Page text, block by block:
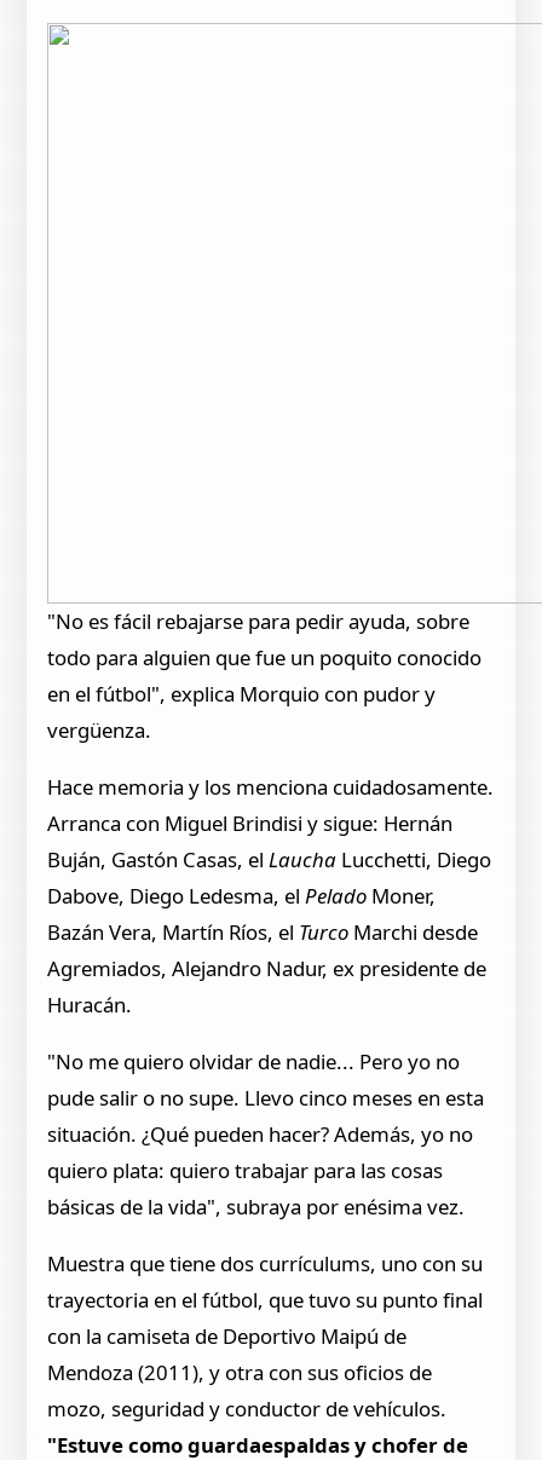
"No es fácil rebajarse para pedir ayuda, sobre
todo para alguien que fue un poquito conocido
en el fútbol", explica Morquio con pudor y
vergüenza.
Hace memoria y los menciona cuidadosamente.
Arranca con Miguel Brindisi y sigue: Hernán
Buján, Gastón Casas, elLaucha Lucchetti, Diego
Dabove, Diego Ledesma, elPelado Moner,
Bazán Vera, Martín Ríos, el Turco Marchi desde
Agremiados, Alejandro Nadur, ex presidente de
Huracán.
"No me quiero olvidar de nadie... Pero yo no
pude salir o no supe. Llevo cinco meses en esta
situación. ¿Qué pueden hacer? Además, yo no
quiero plata: quiero trabajar para las cosas
básicas de la vida", subraya por enésima vez.
Muestra que tiene dos currículums, uno con su
trayectoria en el fútbol, que tuvo su punto final
con la camiseta de Deportivo Maipú de
Mendoza (2011), y otra con sus oficios de
mozo, seguridad y conductor de vehículos.
"Estuve como guardaespaldas y chofer de